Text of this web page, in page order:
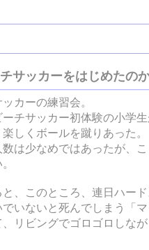
サッカーをはじめたの
カーの練習会。
チサッカー初体験の小学
しくボールを蹴りあった。
は少なめではあったが、
、このところ、連日ハー
いないと死んでしまう「
リビングでゴロゴロしな